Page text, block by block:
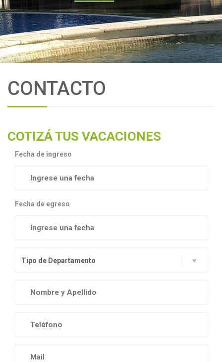
CONTACTO
COTIZÁ TUS VACACIONES
Fecha de ingreso
Fecha de egreso
Tipo de Departamento